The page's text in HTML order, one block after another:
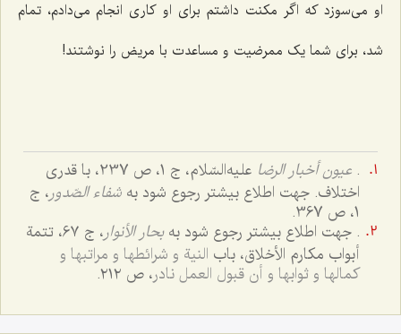
او مى‌سوزد که اگر مکنت داشتم براى او کارى انجام مى‌دادم، تمام
شد، براى شما یک ممرضیت و مساعدت با مریض را نوشتند!
. عیون أخبار الرضا
علیه‌السّلام، ج 1، ص 237، با قدری
اختلاف. جهت اطلاع بیشتر رجوع شود به شفاء الصّدور، ج
1، ص 367.
. جهت اطلاع بیشتر رجوع شود بهبحار الأنوار
، ج 6۷، تتمة
أبواب مکارم الأخلاق، باب النیة و شرائطها و مراتبها و
کمالها و ثوابها و أن قبول العمل نادر، ص ۲۱۲.